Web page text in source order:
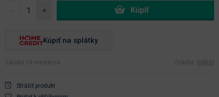
- +
Kúpiť na splátky
Záruka 24 mesiacov Značka: NABBI
Strážiť produkt